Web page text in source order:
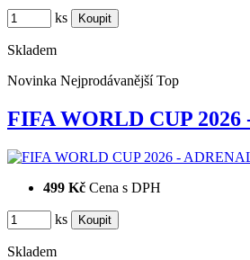
ks
Skladem
Novinka Nejprodávanější Top
FIFA WORLD CUP
499 Kč Cena s DPH
ks
Skladem